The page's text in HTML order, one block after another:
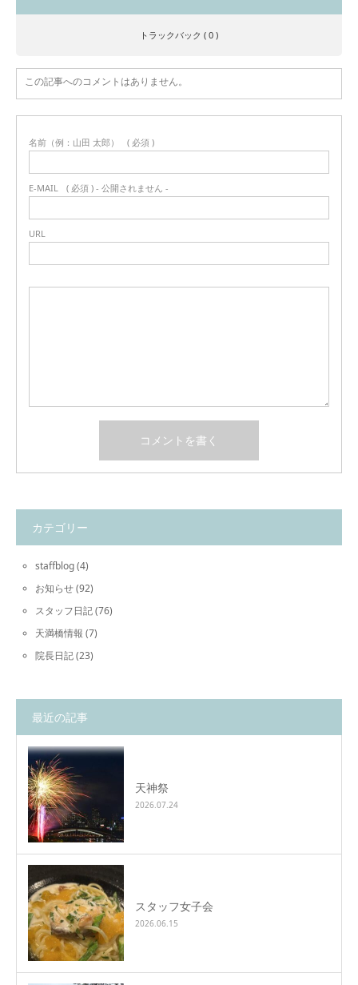
トラックバック ( 0 )
この記事へのコメントはありません。
名前（例：山田 太郎） ( 必須 )
E-MAIL ( 必須 ) - 公開されません -
URL
カテゴリー
staffblog(4)
お知らせ(92)
スタッフ日記(76)
天満橋情報 (7)
院長日記(23)
最近の記事
天神祭
2026.07.24
スタッフ女子会
2026.06.15